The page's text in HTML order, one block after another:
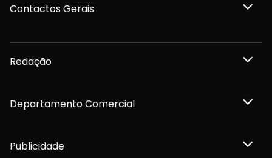
Contactos Gerais
Redação
Departamento Comercial
Publicidade